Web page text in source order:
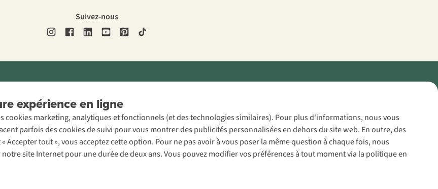
expérience en ligne
marketing, analytiques et fonctionnels (et des technologies similaires). Pour plus d'informations, nous vous
parfois des cookies de suivi pour vous montrer des publicités personnalisées en dehors du site web. En outre, des
Accepter tout », vous acceptez cette option. Pour ne pas avoir à vous poser la même question à chaque fois, nous
site Internet pour une durée de deux ans. Vous pouvez modifier vos préférences à tout moment via la politique en
Suivez-nous